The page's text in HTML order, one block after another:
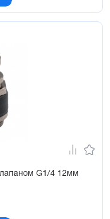
G1/4 12мм